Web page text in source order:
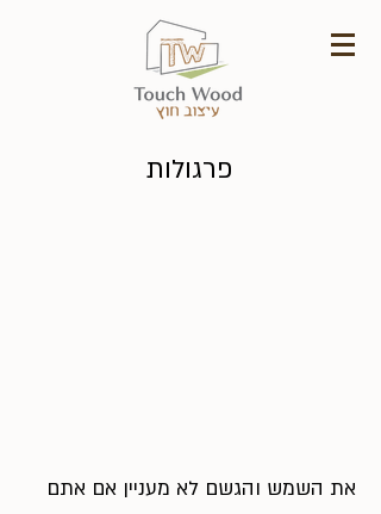
פרגולות
את השמש והגשם לא מעניין אם אתם